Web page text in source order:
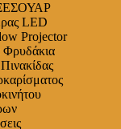
LED
Projector
Φρυδάκια